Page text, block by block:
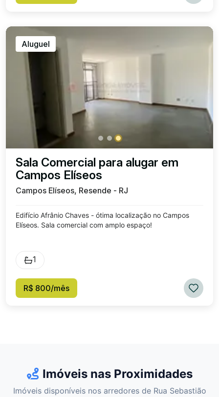
Aluguel
Sala Comercial para alugar em
Campos Elíseos
Campos Elíseos, Resende - RJ
Edifício Afrânio Chaves - ótima localização no Campos
Elíseos. Sala comercial com amplo espaço!
1
R$ 800/mês
Imóveis nas Proximidades
Imóveis disponíveis nos arredores de Rua Sebastião